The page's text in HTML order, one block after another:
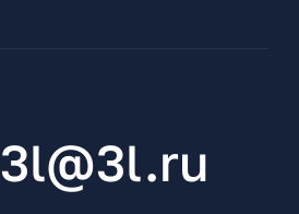
3l@3l.ru